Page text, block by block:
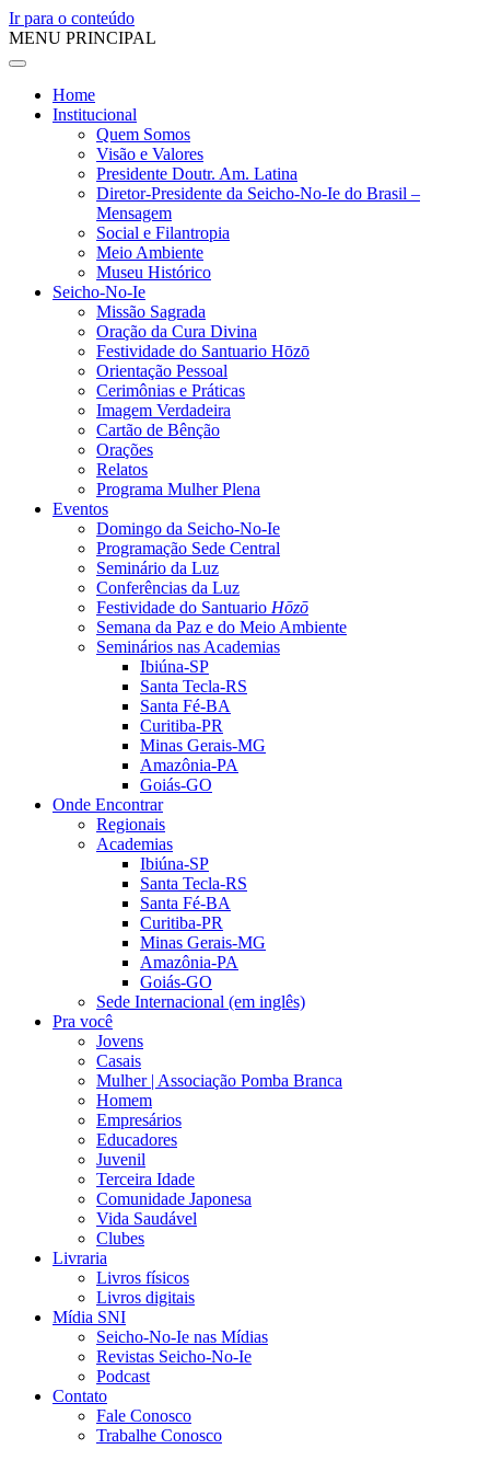
Ir para o conteúdo
MENU PRINCIPAL
Home
Institucional
Quem Somos
Visão e Valores
Presidente Doutr. Am. Latina
Diretor-Presidente da Seicho-No-Ie do Brasil –
Mensagem
Social e Filantropia
Meio Ambiente
Museu Histórico
Seicho-No-Ie
Missão Sagrada
Oração da Cura Divina
Festividade do Santuario Hōzō
Orientação Pessoal
Cerimônias e Práticas
Imagem Verdadeira
Cartão de Bênção
Orações
Relatos
Programa Mulher Plena
Eventos
Domingo da Seicho-No-Ie
Programação Sede Central
Seminário da Luz
Conferências da Luz
Festividade do Santuario Hōzō
Semana da Paz e do Meio Ambiente
Seminários nas Academias
Ibiúna-SP
Santa Tecla-RS
Santa Fé-BA
Curitiba-PR
Minas Gerais-MG
Amazônia-PA
Goiás-GO
Onde Encontrar
Regionais
Academias
Ibiúna-SP
Santa Tecla-RS
Santa Fé-BA
Curitiba-PR
Minas Gerais-MG
Amazônia-PA
Goiás-GO
Sede Internacional (em inglês)
Pra você
Jovens
Casais
Mulher | Associação Pomba Branca
Homem
Empresários
Educadores
Juvenil
Terceira Idade
Comunidade Japonesa
Vida Saudável
Clubes
Livraria
Livros físicos
Livros digitais
Mídia SNI
Seicho-No-Ie nas Mídias
Revistas Seicho-No-Ie
Podcast
Contato
Fale Conosco
Trabalhe Conosco